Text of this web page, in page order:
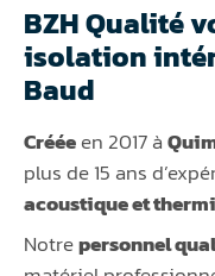
BZH Qualité
isolation
Baud
Crééeen 2017 à
plus de 15 ans
acoustique et
Notrepersonnel